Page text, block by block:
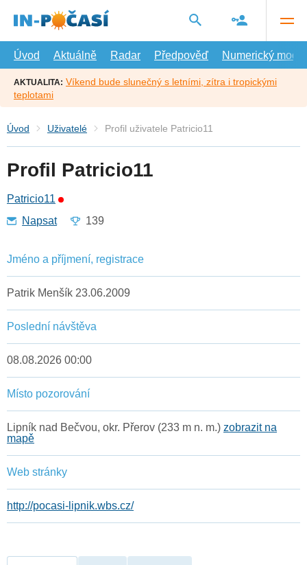
hlavní
Úvod
Aktuálně Radar Předpověď Numerický model
AKTUALITA: Víkend bude slunečný s letními, zítra i tropickými
teplotami
Úvod Uživatelé Profil uživatele Patricio11
Profil Patricio11
Patricio11
Napsat
139
Jméno a příjmení, registrace
Patrik Menšík 23.06.2009
Poslední návštěva
08.08.2026 00:00
Místo pozorování
Lipník nad Bečvou, okr. Přerov (233 m n. m.) zobrazit na
mapě
Web stránky
http://pocasi-lipnik.wbs.cz/